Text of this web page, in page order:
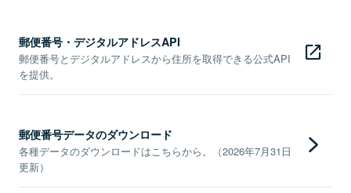
郵便番号・デジタルアドレスAPI
郵便番号とデジタルアドレスから住所を取得できる公式API
を提供。
郵便番号データのダウンロード
各種データのダウンロードはこちらから。（2026年7月31日
更新）